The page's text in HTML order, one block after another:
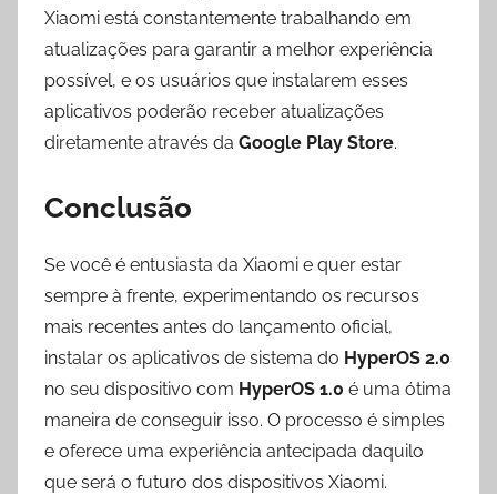
Xiaomi está constantemente trabalhando em
atualizações para garantir a melhor experiência
possível, e os usuários que instalarem esses
aplicativos poderão receber atualizações
diretamente através da Google Play Store.
Conclusão
Se você é entusiasta da Xiaomi e quer estar
sempre à frente, experimentando os recursos
mais recentes antes do lançamento oficial,
instalar os aplicativos de sistema do HyperOS 2.0
no seu dispositivo com HyperOS 1.0 é uma ótima
maneira de conseguir isso. O processo é simples
e oferece uma experiência antecipada daquilo
que será o futuro dos dispositivos Xiaomi.